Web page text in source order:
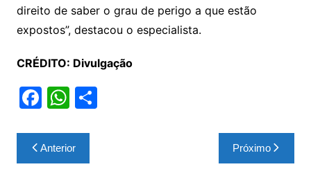
direito de saber o grau de perigo a que estão
expostos”, destacou o especialista.
CRÉDITO: Divulgação
F
c
e
W
at
s
S
Navegação
de
Anterior Próximo